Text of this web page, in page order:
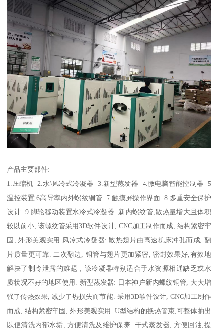
产品主要部件:
1.压缩机 2.水\风冷式冷凝器 3.新型蒸发器 4.微电脑智能控制器 5
温控装置 6高导率内外螺纹铜管 7.触摸屏操作界面 8.多重安全保护
设计 9.脚轮移动装置水冷式冷凝器: 新内螺纹管,散热量增大且体积
较以前小, 该螺纹管采用3D软件设计, CNC加工制作而成, 结构紧密牢
固, 外形美观实用.风冷式冷凝器: 散热翅片由高速机床冲孔而成, 翻
片质量更可靠. 二次翻边, 铜管与翅片更加紧密, 密封效果好,有效地
解决了制冷泄露的难题，该冷凝器特别适合于水资源相通缺乏或水
质状况不好的地区使用. 新型蒸发器: 日本神户新内螺纹铜管, 大大增
强了传热效果, 减少了热损失而节能. 采用3D软件设计, CNC加工制作
而成, 结构紧密牢固, 外形美观实用. U型结构的换热管束,可整体抽出
以便清洗内部水垢, 方便清洗及维护保养. 干式蒸发器, 方便回油,提